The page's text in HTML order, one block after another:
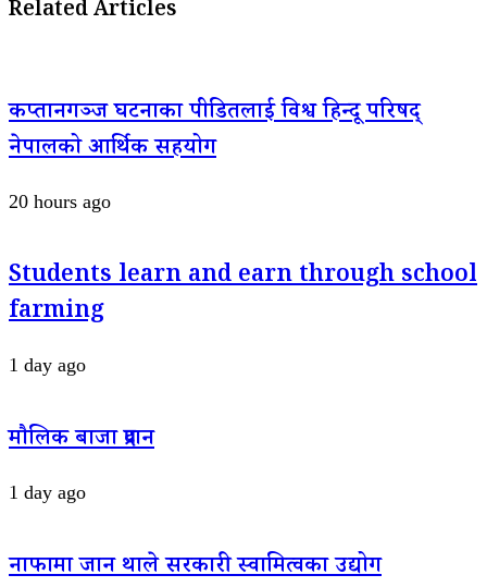
Related Articles
कप्तानगञ्ज घटनाका पीडितलाई विश्व हिन्दू परिषद्
नेपालको आर्थिक सहयोग
20 hours ago
Students learn and earn through school
farming
1 day ago
मौलिक बाजा प्रदान
1 day ago
नाफामा जान थाले सरकारी स्वामित्वका उद्योग